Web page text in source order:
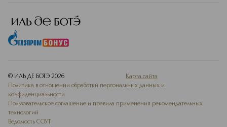
© ИЛЬ ДЕ БОТЭ 2026
Карта сайта
Политика в отношении обработки персональных данных и
конфиденциальности
Пользовательское соглашение и правила применения рекомендательных
технологий
Ведомость СОУТ